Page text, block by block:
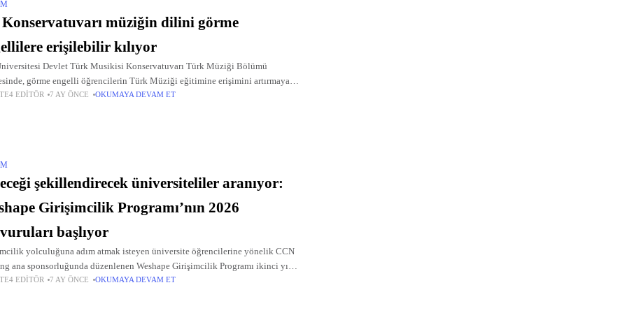
müziğin dilini görme
erişilebilir kılıyor
Devlet Türk Musikisi Konservatuvarı Türk Müziği Bölümü
görme engelli öğrencilerin Türk Müziği eğitimine erişimini artırmaya
çalışmalar sürdürülüyor.
EDITÖR 7 AY ÖNCE OKUMAYA DEVAM ET
şekillendirecek üniversiteliler aranıyor:
Girişimcilik Programı’nın 2026
başlıyor
yolculuğuna adım atmak isteyen üniversite öğrencilerine yönelik CCN
ana sponsorluğunda düzenlenen Weshape Girişimcilik Programı ikinci yıl
12 Ocak’ta başlıyor.
EDITÖR 7 AY ÖNCE OKUMAYA DEVAM ET